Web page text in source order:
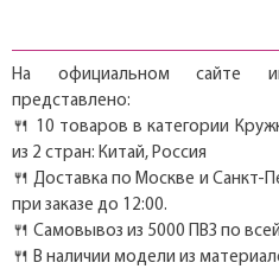
На официальном сайте
представлено:
🍴 10 товаров в категории
из 2 стран: Китай, Россия
🍴 Доставка по Москве и Санкт-
при заказе до 12:00.
🍴 Самовывоз из 5000 ПВЗ по
🍴 В наличии модели из